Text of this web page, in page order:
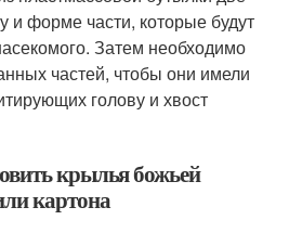
и форме части, которые будут
Затем необходимо
частей, чтобы они имели
голову и хвост
крылья божьей
картона